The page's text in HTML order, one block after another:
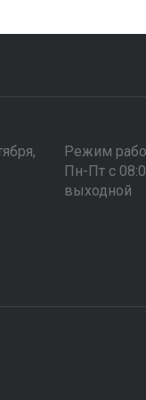
Режим
Пн-Пт с
выходной